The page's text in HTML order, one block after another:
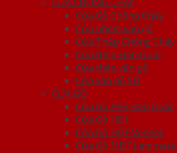
Cửa Gỗ Chống Cháy
Cửa nhôm vân gỗ
Cửa Thép Chống Cháy
Cửa thép Hàn Quốc
Cửa thép vân gỗ
Cửa vân gỗ 5D
CỬA GỖ
Cửa Gỗ ABS Hàn Quốc
Cửa Gỗ HDF
Cửa Gỗ HDF Veneer
Cửa Gỗ MDF Laminate